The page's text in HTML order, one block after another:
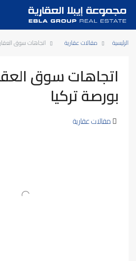
الرئيسية مقالات عقارية اتجاهات سوق
اتجاهات سوق
بورصة تركيا
مقالات عقارية